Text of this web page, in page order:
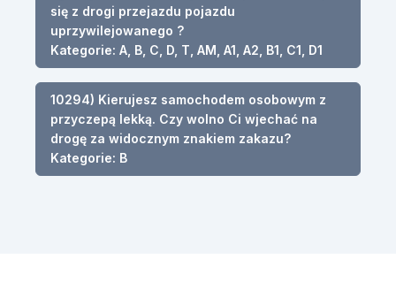
się z drogi przejazdu pojazdu
uprzywilejowanego ?
Kategorie: A, B, C, D, T, AM, A1, A2, B1, C1, D1
10294) Kierujesz samochodem osobowym z
przyczepą lekką. Czy wolno Ci wjechać na
drogę za widocznym znakiem zakazu?
Kategorie: B